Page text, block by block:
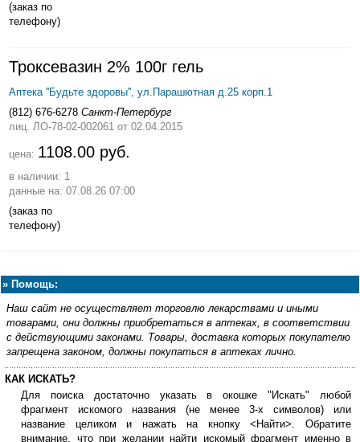
(заказ по
телефону)
Троксевазин 2% 100г гель
Аптека ''Будьте здоровы'', ул.Парашютная д.25 корп.1
(812) 676-6278 Санкт-Петербург
лиц. ЛО-78-02-002061 от 02.04.2015
цена: 1108.00 руб.
в наличии: 1
данные на: 07.08.26 07:00
(заказ по
телефону)
» Помощь:
Наш сайт не осуществляет торговлю лекарствами и иными
товарами, они должны приобретаться в аптеках, в соответствии
с действующими законами. Товары, доставка которых покупателю
запрещена законом, должны покупаться в аптеках лично.
КАК ИСКАТЬ?
Для поиска достаточно указать в окошке "Искать" любой
фрагмент искомого названия (не менее 3-х символов) или
название целиком и нажать на кнопку <Найти>. Обратите
внимание, что при желании найти искомый фрагмент именно в